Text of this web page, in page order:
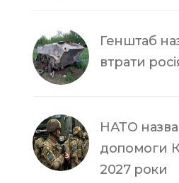
Генштаб
втрати
НАТО
допомоги
2027 роки